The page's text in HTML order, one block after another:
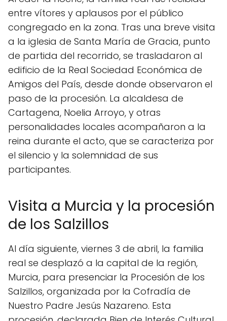
entre vítores y aplausos por el público
congregado en la zona. Tras una breve visita
a la iglesia de Santa María de Gracia, punto
de partida del recorrido, se trasladaron al
edificio de la Real Sociedad Económica de
Amigos del País, desde donde observaron el
paso de la procesión. La alcaldesa de
Cartagena, Noelia Arroyo, y otras
personalidades locales acompañaron a la
reina durante el acto, que se caracteriza por
el silencio y la solemnidad de sus
participantes.
Visita a Murcia y la procesión
de los Salzillos
Al día siguiente, viernes 3 de abril, la familia
real se desplazó a la capital de la región,
Murcia, para presenciar la Procesión de los
Salzillos, organizada por la Cofradía de
Nuestro Padre Jesús Nazareno. Esta